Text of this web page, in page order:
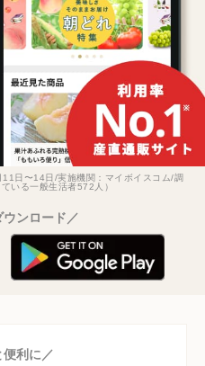
日〜14日/実施機関：マイボイスコム/調
いる一般生活者572人）
ンロード／
便利に／